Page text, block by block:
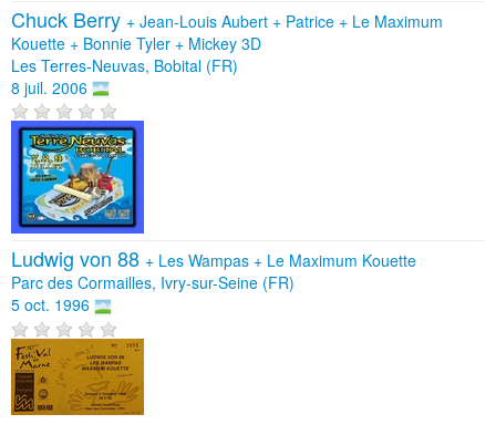
Chuck Berry + Jean-Louis Aubert + Patrice + Le Maximum
Kouette + Bonnie Tyler + Mickey 3D
Les Terres-Neuvas, Bobital (FR)
8 juil. 2006
Ludwig von 88 + Les Wampas + Le Maximum Kouette
Parc des Cormailles, Ivry-sur-Seine (FR)
5 oct. 1996